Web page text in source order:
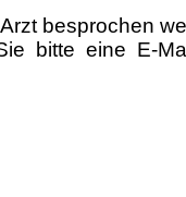
besprochen
bitte eine E-